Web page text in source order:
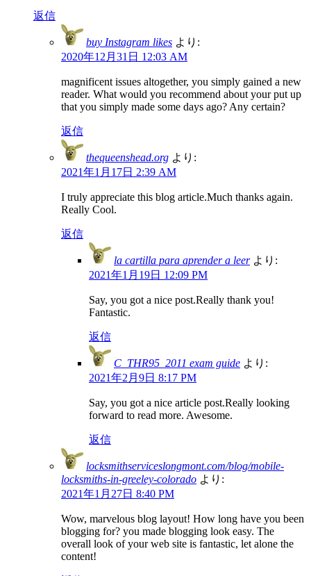
返信
buy Instagram likes より:
2020年12月31日 12:03 AM
magnificent issues altogether, you simply gained a new
reader. What would you recommend about your put up
that you simply made some days ago? Any certain?
返信
thequeenshead.org より:
2021年1月17日 2:39 AM
I truly appreciate this blog article.Much thanks again.
Really Cool.
返信
la cartilla para aprender a leer より:
2021年1月19日 12:09 PM
Say, you got a nice post.Really thank you!
Fantastic.
返信
C_THR95_2011 exam guide より:
2021年2月9日 8:17 PM
Say, you got a nice article post.Really looking
forward to read more. Awesome.
返信
locksmithserviceslongmont.com/blog/mobile-
locksmiths-in-greeley-colorado より:
2021年1月27日 8:40 PM
Wow, marvelous blog layout! How long have you been
blogging for? you made blogging look easy. The
overall look of your web site is fantastic, let alone the
content!